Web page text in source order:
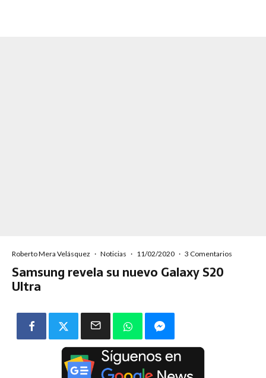
Roberto Mera Velásquez · Noticias · 11/02/2020 · 3 Comentarios
Samsung revela su nuevo Galaxy S20
Ultra